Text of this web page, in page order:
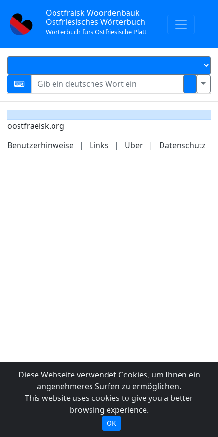
Oostfräisk Woordenbauk
Ostfriesisches Wörterbuch
Wörterbuch fürs Ostfriesische Platt
oostfraeisk.org
Benutzerhinweise
| Links | Über | Datenschutz
Diese Webseite verwendet Cookies, um Ihnen ein
angenehmeres Surfen zu ermöglichen.
This website uses cookies to give you a better
browsing experience.
OK